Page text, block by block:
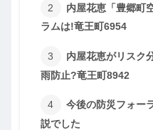
内屋花恵「豊郷町
ラムは!竜王町6954
内屋花恵がリスク
雨防止?竜王町8942
今後の防災フォー
説でした